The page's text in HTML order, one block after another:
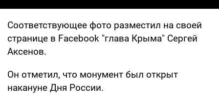
Соответствующее фото разместил на своей
странице в Facebook "глава Крыма" Сергей
Аксенов.
Он отметил, что монумент был открыт
накануне Дня России.